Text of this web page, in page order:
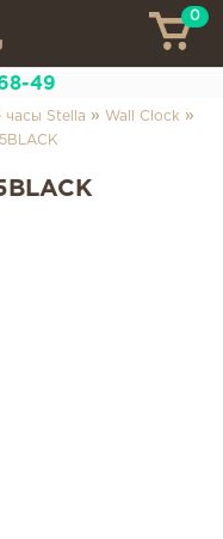
49
0
часы Stella » Wall Clock »